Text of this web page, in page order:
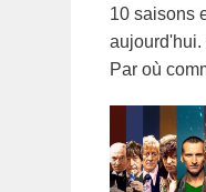
10 saisons
aujourd'hui.
Par où